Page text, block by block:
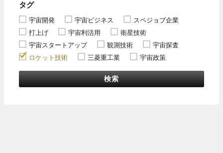
タグ
宇宙開発 宇宙ビジネス
スペジョブ企業
打上げ
宇宙利活用
衛星技術
宇宙スタートアップ
観測技術
宇宙探査
ロケット技術
三菱重工業 宇宙政策
検索